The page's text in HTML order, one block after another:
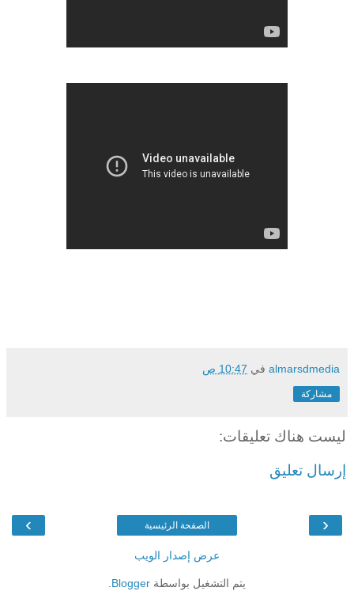
almarsdmedia في 10:47 ص
مشاركة
ليست هناك تعليقات:
إرسال تعليق
‹
› الصفحة الرئيسية
عرض إصدار الويب
يتم التشغيل بواسطة Blogger